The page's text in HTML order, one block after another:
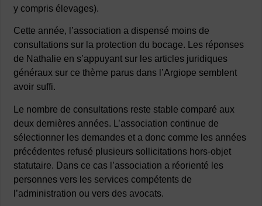
y compris élevages).
Cette année, l’association a dispensé moins de
consultations sur la protection du bocage. Les réponses
de Nathalie en s’appuyant sur les articles juridiques
généraux sur ce thème parus dans l’Argiope semblent
avoir suffi.
Le nombre de consultations reste stable comparé aux
deux dernières années. L’association continue de
sélectionner les demandes et a donc comme les années
précédentes refusé plusieurs sollicitations hors-objet
statutaire. Dans ce cas l’association a réorienté les
personnes vers les services compétents de
l’administration ou vers des avocats.